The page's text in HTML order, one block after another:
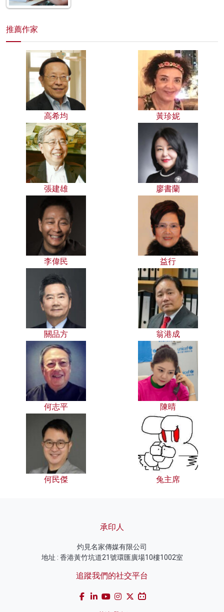
推薦作家
高希均 黃珍妮
張建雄 廖書蘭
李偉民 益行
關品方 翁港成
何志平 陳晴
何民傑 兔主席
承印人
灼見名家傳媒有限公司
地址 : 香港黃竹坑道21號環匯廣場10樓1002室
追蹤我們的社交平台